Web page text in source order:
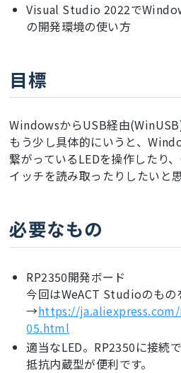
Visual Studio 2022で
の開発環境の使い方
目標
WindowsからUSB経由
もう少し具体的にいうと、
繋がっているLEDを操作したり
イッチを読み取ったりしたいと思
必要なもの
RP2350開発ボード
今回はWeACT Studioのもの
→https://
05.html
適当なLED。RP2350に接続
抵抗内蔵型が便利です。